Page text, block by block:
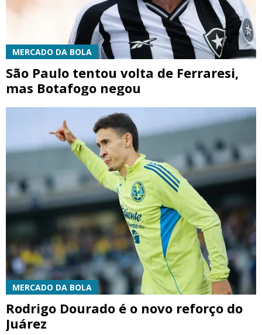
MERCADO DA BOLA
São Paulo tentou volta de Ferraresi,
mas Botafogo negou
MERCADO DA BOLA
Rodrigo Dourado é o novo reforço do
Juárez